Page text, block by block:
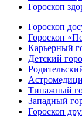
Гороскоп
Гороскоп
Гороскоп
Карьерный
Детский
Типажный
Западный
Гороскоп